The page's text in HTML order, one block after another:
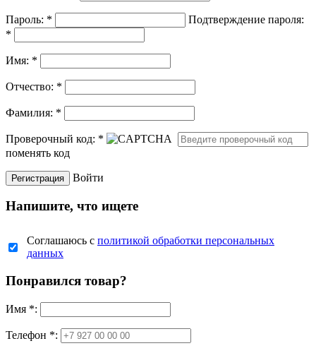
Пароль: *
Подтверждение пароля:
*
Имя: *
Отчество: *
Фамилия: *
Проверочный код: *
поменять код
Войти
Напишите, что ищете
Соглашаюсь с политикой обработки персональных
данных
Понравился товар?
Имя *:
Телефон *: